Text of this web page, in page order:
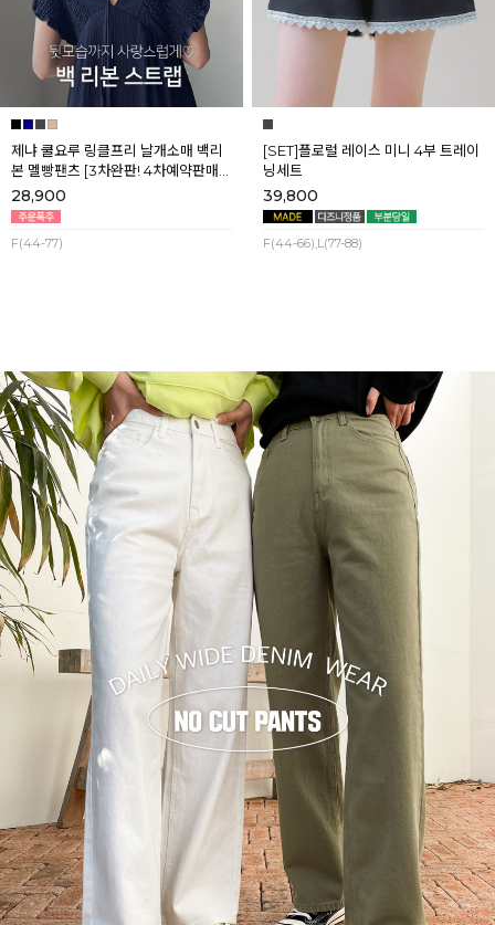
제냐 쿨요루 링클프리 날개소매 백리
본 멜빵팬츠 [3차완판! 4차예약판매]
[네이비] 8월셋째주 순차배송
28,900
F(44-77)
[SET]플로럴 레이스 미니 4부 트레이
닝세트
39,800
F(44-66),L(77-88)